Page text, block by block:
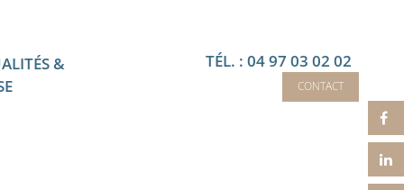
&
TÉL. : 04 97 03 02 02
CONTACT